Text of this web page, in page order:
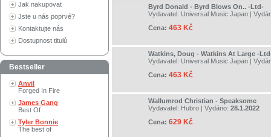
Jak nakupovat
Jste u nás poprvé?
Kontaktujte nás
Dostupnost titulů
Bestseller
Anvil
Forged In Fire
James Gang
Best Of
Tyler Bonnie
The best of
Byrd Donald - Byrd Blows On.. -Ltd-
Vydavatel: Universal Music Japan |
Cena: 463 Kč
Watkins, Doug - Watkins At Large -
Vydavatel: Universal Music Japan |
Cena: 463 Kč
Wallumrod Christian - Speaksome
Vydavatel: Hubro | Vydáno: 28.1.2022
Cena: 629 Kč